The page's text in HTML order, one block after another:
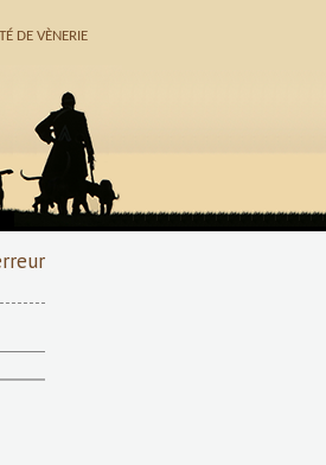
DE VÈNERIE